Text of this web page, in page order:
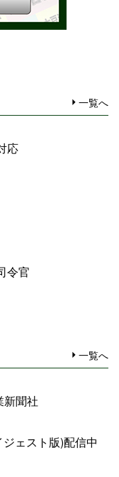
一覧へ
応
令官
一覧へ
新聞社
ェスト版)配信中